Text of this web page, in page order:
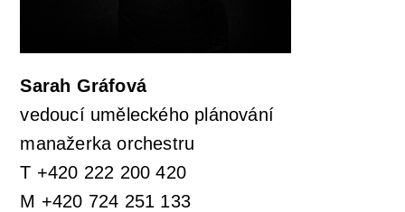
Sarah Gráfová
vedoucí uměleckého plánování
manažerka orchestru
T +420 222 200 420
M +420 724 251 133